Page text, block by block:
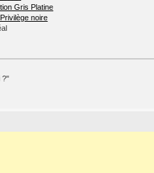
Gris Platine
noire
?"